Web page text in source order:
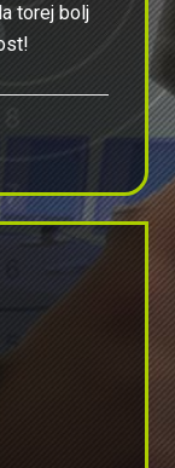
torej bolj